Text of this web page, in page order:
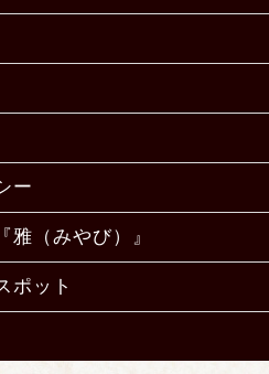
ー
雅（みやび）』
ポット